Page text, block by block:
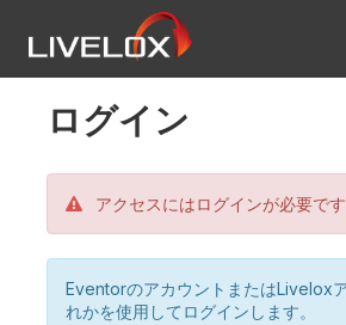
ログイン
アクセスにはログインが必要です
EventorのアカウントまたはLivelox
れかを使用してログインします。